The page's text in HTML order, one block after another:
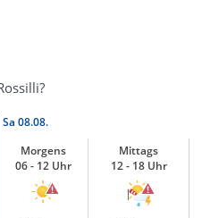
Sa 08.08.
Morgens
06 - 12 Uhr
Mittags
12 - 18 Uhr